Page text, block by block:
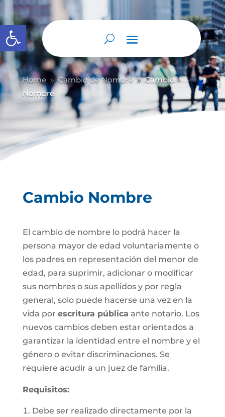
Abrir barra de herramientas
Home 9 Cambio de Nombre 9 Cambio
Nombre
Cambio Nombre
El cambio de nombre lo podrá hacer la
persona mayor de edad voluntariamente o
los padres en representación del menor de
edad, para suprimir, adicionar o modificar
sus nombres o sus apellidos y por regla
general, solo puede hacerse una vez en la
vida por escritura pública ante notario. Los
nuevos cambios deben estar orientados a
garantizar la identidad entre el nombre y el
género o evitar discriminaciones. Se
requiere acudir a un juez de familia.
Requisitos:
Debe ser realizado directamente por la